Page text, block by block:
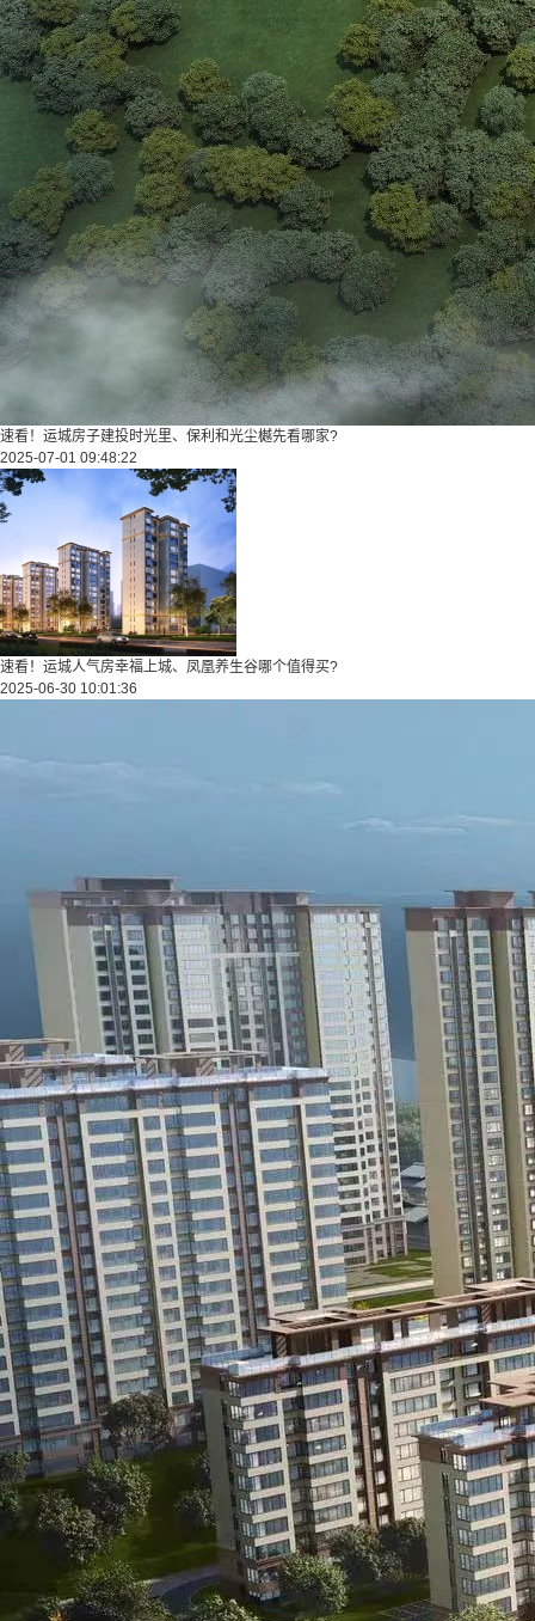
速看！运城房子建投时光里、保利和光尘樾先看哪家?
2025-07-01 09:48:22
速看！运城人气房幸福上城、凤凰养生谷哪个值得买?
2025-06-30 10:01:36